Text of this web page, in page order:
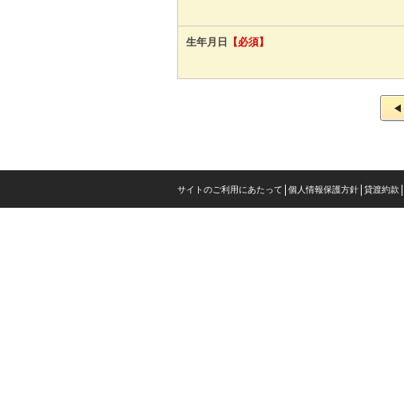
生年月日
【必須】
サイトのご利用にあたって 個人情報保護方針 貸渡約款